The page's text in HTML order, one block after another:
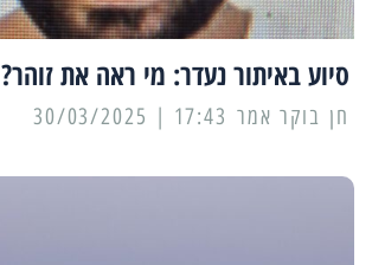
סיוע באיתור נעדר: מי ראה את זוהר?
17:43 | 30/03/2025